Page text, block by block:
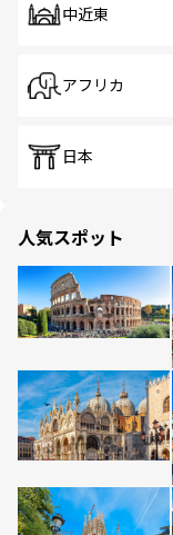
中近東
アフリカ
日本
人気スポット